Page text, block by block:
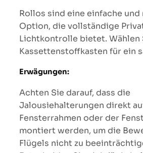
Rollos sind eine einfache und
Option, die vollständige
Lichtkontrolle bietet. Wählen
Kassettenstoffkasten für ein
Erwägungen:
Achten Sie darauf, dass die
Jalousiehalterungen direkt
Fensterrahmen oder der
montiert werden, um die
Flügels nicht zu